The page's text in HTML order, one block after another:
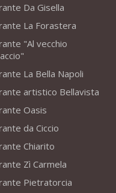
Da Gisella
La Forastera
"Al vecchio
La Bella Napoli
artistico Bellavista
Oasis
da Ciccio
Chiarito
Zì Carmela
Pietratorcia